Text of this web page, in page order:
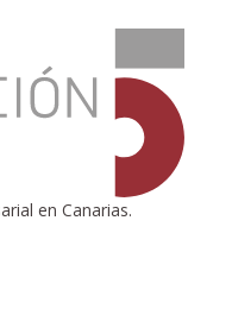
en Canarias.